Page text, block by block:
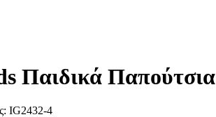
Παιδικά Παπούτσια
IG2432-4